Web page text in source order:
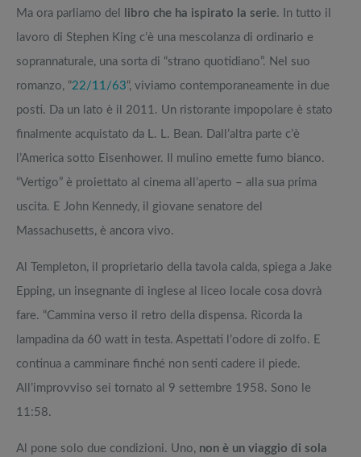
Ma ora parliamo del libro che ha ispirato la serie. In tutto il
lavoro di Stephen King c’è una mescolanza di ordinario e
soprannaturale, una sorta di “strano quotidiano”. Nel suo
romanzo, “22/11/63“, viviamo contemporaneamente in due
posti. Da un lato è il 2011. Un ristorante impopolare è stato
finalmente acquistato da L. L. Bean. Dall’altra parte c’è
l’America sotto Eisenhower. Il mulino emette fumo bianco.
“Vertigo” è proiettato al cinema all’aperto – alla sua prima
uscita. E John Kennedy, il giovane senatore del
Massachusetts, è ancora vivo.
Al Templeton, il proprietario della tavola calda, spiega a Jake
Epping, un insegnante di inglese al liceo locale cosa dovrà
fare. “Cammina verso il retro della dispensa. Ricorda la
lampadina da 60 watt in testa. Aspettati l’odore di zolfo. E
continua a camminare finché non senti cadere il piede.
All’improvviso sei tornato al 9 settembre 1958. Sono le
11:58.
Al pone solo due condizioni. Uno, non è un viaggio di sola